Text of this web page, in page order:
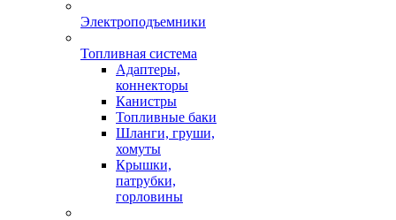
Электроподъемники
Топливная система
Адаптеры,
коннекторы
Канистры
Топливные баки
Шланги, груши,
хомуты
Крышки,
патрубки,
горловины